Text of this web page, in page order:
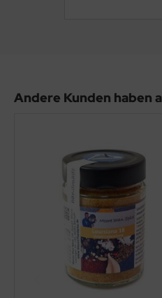
Andere Kunden haben